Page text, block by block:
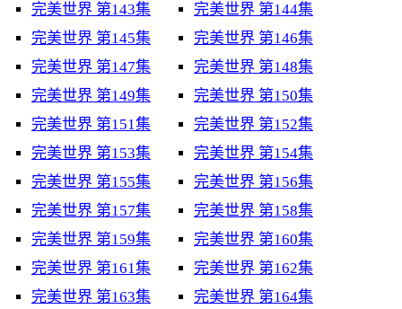
完美世界 第143集
完美世界 第144集
完美世界 第145集
完美世界 第146集
完美世界 第147集
完美世界 第148集
完美世界 第149集
完美世界 第150集
完美世界 第151集
完美世界 第152集
完美世界 第153集
完美世界 第154集
完美世界 第155集
完美世界 第156集
完美世界 第157集
完美世界 第158集
完美世界 第159集
完美世界 第160集
完美世界 第161集
完美世界 第162集
完美世界 第163集
完美世界 第164集